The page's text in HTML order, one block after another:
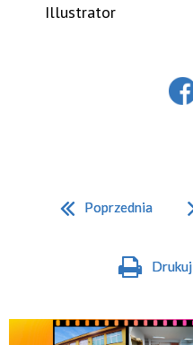
Illustrator
Poprzednia
Drukuj